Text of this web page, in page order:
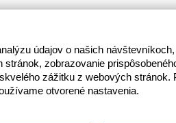
údajov o našich
stránok, zobrazovanie
zážitku z webových stránok.
otvorené nastavenia.